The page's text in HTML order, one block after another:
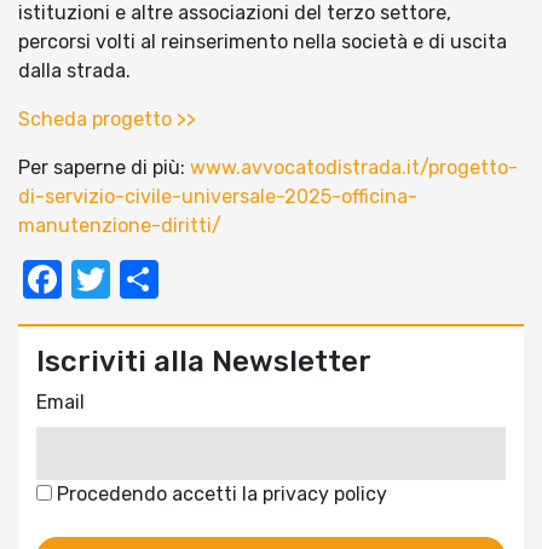
istituzioni e altre associazioni del terzo settore,
percorsi volti al reinserimento nella società e di uscita
dalla strada.
Scheda progetto >>
Per saperne di più: www.avvocatodistrada.it/progetto-
di-servizio-civile-universale-2025-officina-
manutenzione-diritti/
Facebook
Twitter
Iscriviti alla Newsletter
Email
Procedendo accetti la privacy policy